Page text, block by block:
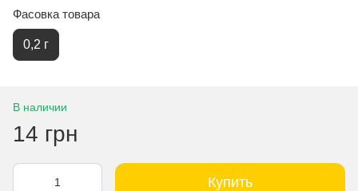
Фасовка товара
0,2 г
В наличии
14 грн
Купить